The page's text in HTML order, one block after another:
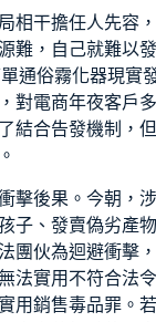
相干擔任人先容
難，自己就難以
通俗霧化器現實
對電商年夜客戶
結合告發機制，
擊後果。今朝，
子、發賣偽劣產
團伙為迴避衝擊
法實用不符合法
用銷售毒品罪。